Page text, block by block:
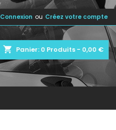
Connexion ou Créez votre compte
shopping_cart Panier: 0 Produits - 0,00 €